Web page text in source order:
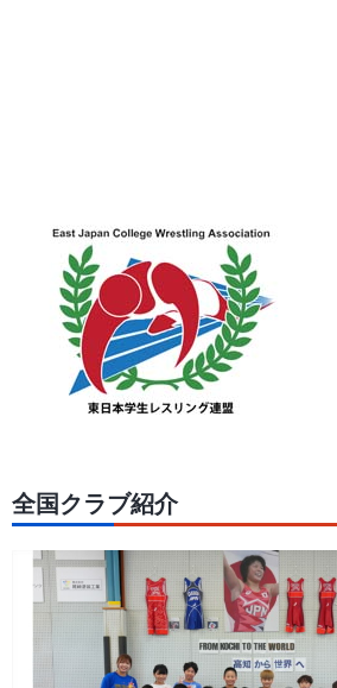
全国クラブ紹介